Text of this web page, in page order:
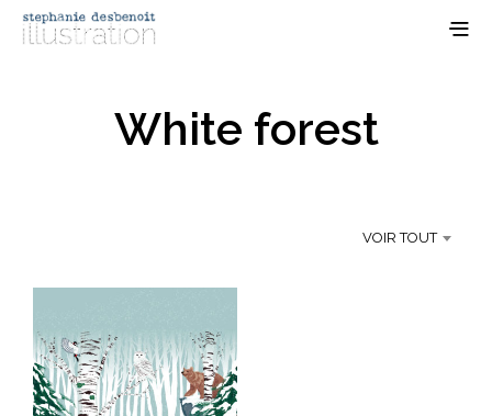
White forest
VOIR TOUT